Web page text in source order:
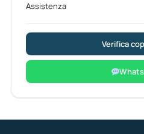
Assistenza
Verifica